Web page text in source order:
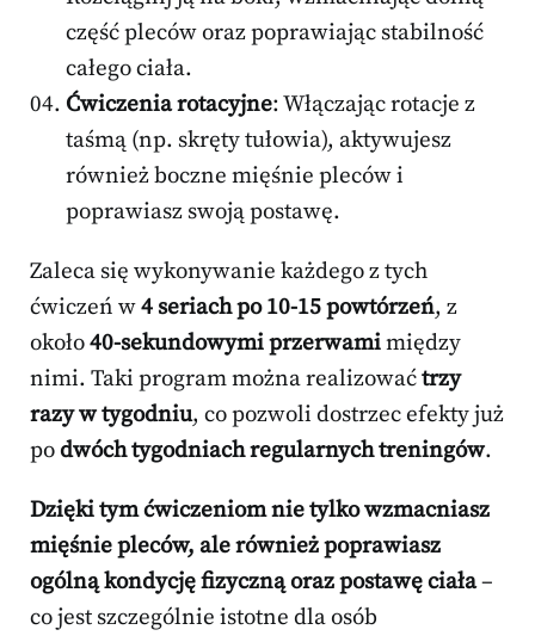
część pleców oraz poprawiając stabilność
całego ciała.
Ćwiczenia rotacyjne: Włączając rotacje z
taśmą (np. skręty tułowia), aktywujesz
również boczne mięśnie pleców i
poprawiasz swoją postawę.
Zaleca się wykonywanie każdego z tych
ćwiczeń w4 seriach po 10-15 powtórzeń, z
około40-sekundowymi przerwamimiędzy
nimi. Taki program można realizowaćtrzy
razy w tygodniu, co pozwoli dostrzec efekty już
podwóch tygodniach regularnych treningów.
Dzięki tym ćwiczeniom nie tylko wzmacniasz
mięśnie pleców, ale również poprawiasz
ogólną kondycję fizyczną oraz postawę ciała–
co jest szczególnie istotne dla osób